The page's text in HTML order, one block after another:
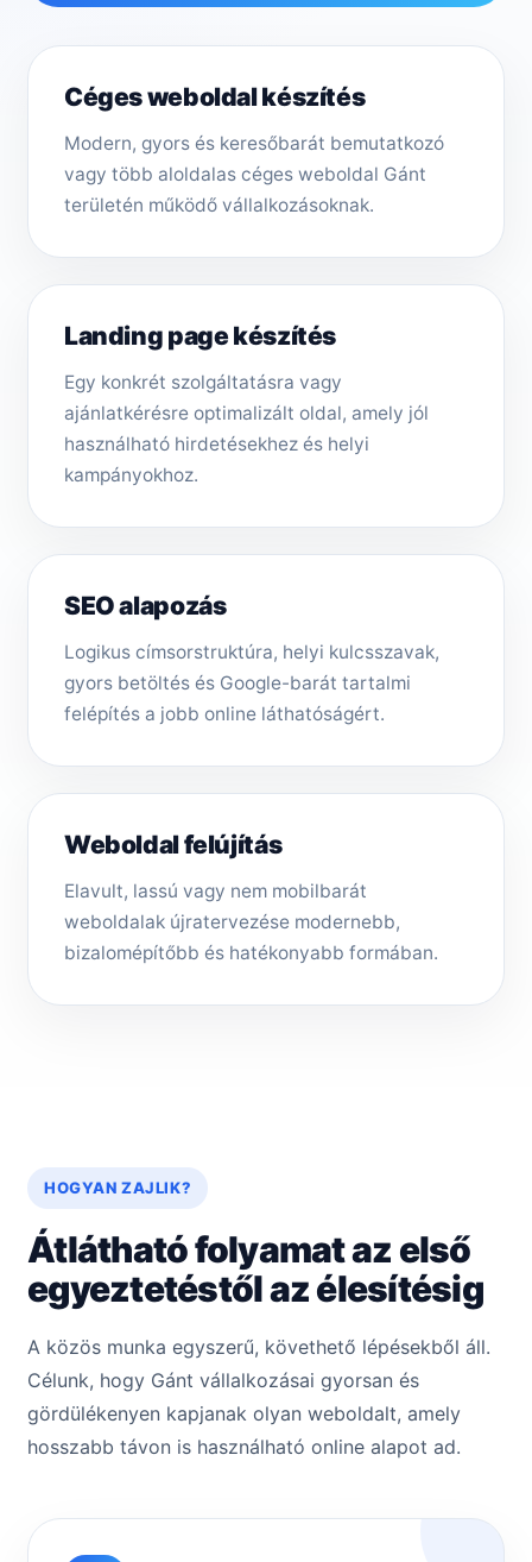
Céges weboldal készítés
Modern, gyors és keresőbarát bemutatkozó
vagy több aloldalas céges weboldal Gánt
területén működő vállalkozásoknak.
Landing page készítés
Egy konkrét szolgáltatásra vagy
ajánlatkérésre optimalizált oldal, amely jól
használható hirdetésekhez és helyi
kampányokhoz.
SEO alapozás
Logikus címsorstruktúra, helyi kulcsszavak,
gyors betöltés és Google-barát tartalmi
felépítés a jobb online láthatóságért.
Weboldal felújítás
Elavult, lassú vagy nem mobilbarát
weboldalak újratervezése modernebb,
bizalomépítőbb és hatékonyabb formában.
HOGYAN ZAJLIK?
Átlátható folyamat az első
egyeztetéstől az élesítésig
A közös munka egyszerű, követhető lépésekből áll.
Célunk, hogy Gánt vállalkozásai gyorsan és
gördülékenyen kapjanak olyan weboldalt, amely
hosszabb távon is használható online alapot ad.